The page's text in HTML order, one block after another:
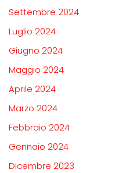
Settembre 2024
Luglio 2024
Giugno 2024
Maggio 2024
Aprile 2024
Marzo 2024
Febbraio 2024
Gennaio 2024
Dicembre 2023